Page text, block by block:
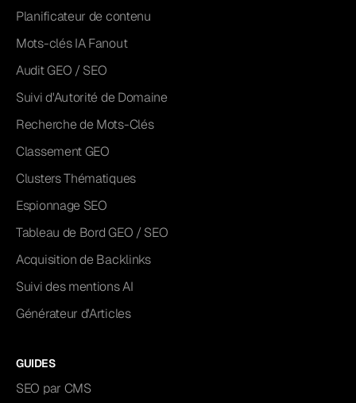
Planificateur de contenu
Mots-clés IA Fanout
Audit GEO / SEO
Suivi d'Autorité de Domaine
Recherche de Mots-Clés
Classement GEO
Clusters Thématiques
Espionnage SEO
Tableau de Bord GEO / SEO
Acquisition de Backlinks
Suivi des mentions AI
Générateur d'Articles
GUIDES
SEO par CMS